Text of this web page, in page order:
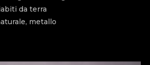
da terra
metallo